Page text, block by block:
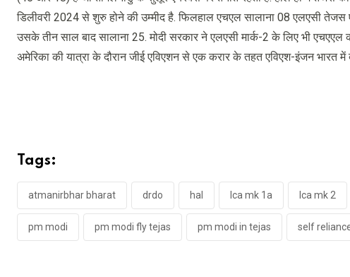
डिलीवरी 2024 से शुरु होने की उम्मीद है. फिलहाल एचएल सालाना 08 एलएसी
उसके तीन साल बाद सालाना 25. मोदी सरकार ने एलएसी मार्क-2 के लिए भी एचएएल
अमेरिका की यात्रा के दौरान जीई एविएशन से एक करार के तहत एविएश-इंजन भारत
Tags:
atmanirbhar bharat drdo hal lca mk 1a lca mk 2
pm modi pm modi fly tejas pm modi in tejas self